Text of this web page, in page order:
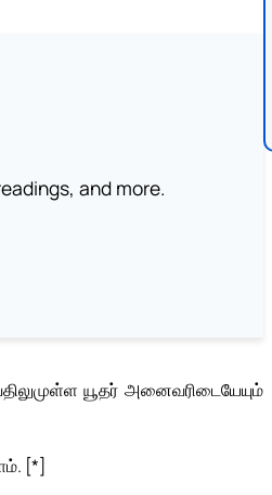
and more.
யூதர் அனைவரிடையேயும்
[*]